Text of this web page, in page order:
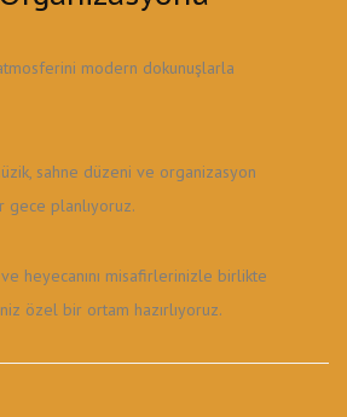
modern dokunuşlarla
sahne düzeni ve organizasyon
gece planlıyoruz.
heyecanını misafirlerinizle birlikte
özel bir ortam hazırlıyoruz.